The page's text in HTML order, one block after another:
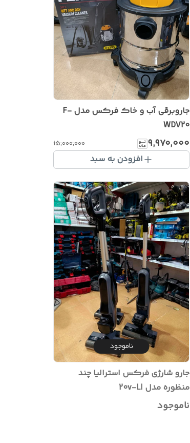
جاروبرقی آب و خاک فرکس مدل F-
WDV20
۹٬۹۷۰٬۰۰۰ ۱۵٬۰۰۰٬۰۰۰
افزودن به سبد
ناموجود
جارو شارژی فرکس استرالیا چند
منظوره مدل 20v-LI
ناموجود